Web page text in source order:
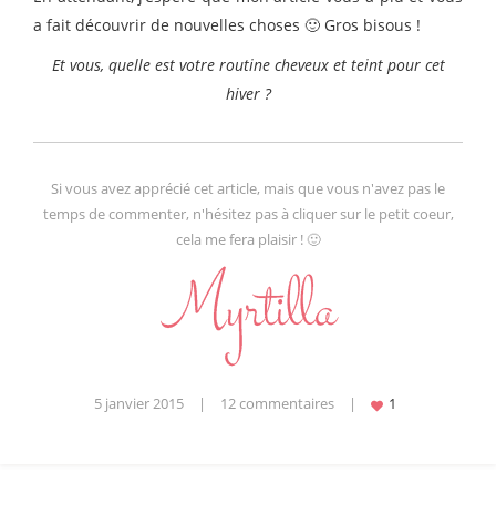
a fait découvrir de nouvelles choses 🙂 Gros bisous !
Et vous, quelle est votre routine cheveux et teint pour cet
hiver ?
Si vous avez apprécié cet article, mais que vous n'avez pas le
temps de commenter, n'hésitez pas à cliquer sur le petit coeur,
cela me fera plaisir ! 🙂
5 janvier 2015 12 commentaires